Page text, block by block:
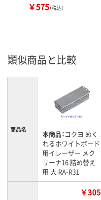
￥575（税込）
類似商品と比較
商品名 本商品：コクヨ めく
れるホワイトボード
用イレーザー メク
リーナ16 詰め替え
用 大 RA-R31
￥305